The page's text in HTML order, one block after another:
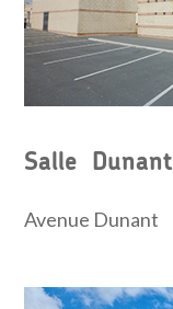
Salle Dunant
Avenue Dunant